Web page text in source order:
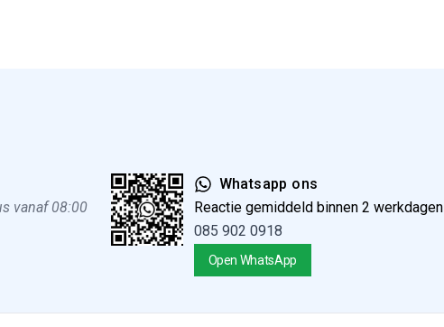
vanaf 08:00
Whatsapp ons
Reactie gemiddeld binnen 2 werkdagen
085 902 0918
Open WhatsApp